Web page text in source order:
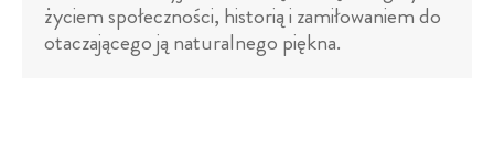
życiem społeczności, historią i zamiłowaniem do
otaczającego ją naturalnego piękna.